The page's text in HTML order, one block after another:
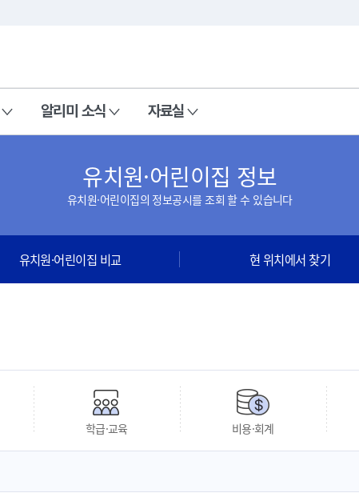
알리미 소식 자료실
유치원·어린이집 정보
유치원·어린이집의 정보공시를 조회 할 수 있습니다
유치원·어린이집 비교 현 위치에서 찾기
학급·교육 비용·회계